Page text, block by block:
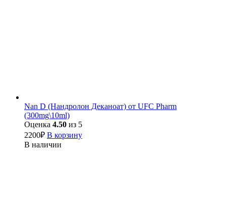
Nan D (Нандролон Деканоат) от UFC Pharm
(300mg\10ml)
Оценка 4.50 из 5
2200₽ В корзину
В наличии